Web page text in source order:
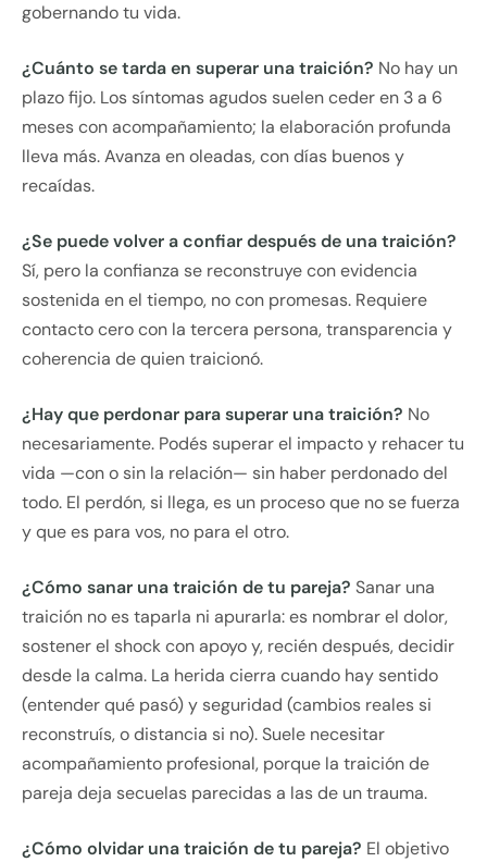
gobernando tu vida.
¿Cuánto se tarda en superar una traición? No hay un
plazo fijo. Los síntomas agudos suelen ceder en 3 a 6
meses con acompañamiento; la elaboración profunda
lleva más. Avanza en oleadas, con días buenos y
recaídas.
¿Se puede volver a confiar después de una traición?
Sí, pero la confianza se reconstruye con evidencia
sostenida en el tiempo, no con promesas. Requiere
contacto cero con la tercera persona, transparencia y
coherencia de quien traicionó.
¿Hay que perdonar para superar una traición? No
necesariamente. Podés superar el impacto y rehacer tu
vida —con o sin la relación— sin haber perdonado del
todo. El perdón, si llega, es un proceso que no se fuerza
y que es para vos, no para el otro.
¿Cómo sanar una traición de tu pareja? Sanar una
traición no es taparla ni apurarla: es nombrar el dolor,
sostener el shock con apoyo y, recién después, decidir
desde la calma. La herida cierra cuando hay sentido
(entender qué pasó) y seguridad (cambios reales si
reconstruís, o distancia si no). Suele necesitar
acompañamiento profesional, porque la traición de
pareja deja secuelas parecidas a las de un trauma.
¿Cómo olvidar una traición de tu pareja? El objetivo